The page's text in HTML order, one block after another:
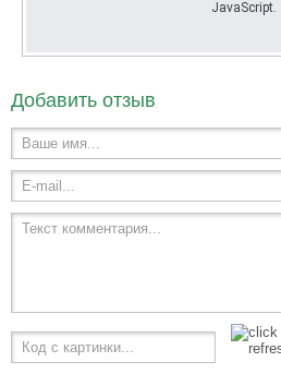
JavaScript.
Добавить отзыв
Ваше имя...
E-mail...
Текст комментария...
Код с картинки...